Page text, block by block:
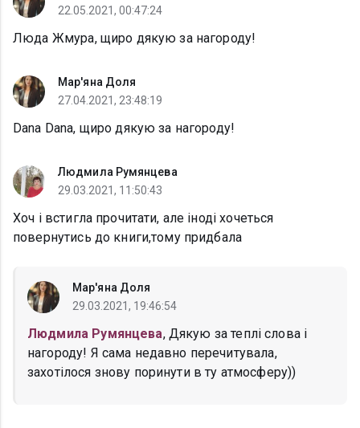
22.05.2021, 00:47:24
Люда Жмура, щиро дякую за нагороду!
Мар'яна Доля
27.04.2021, 23:48:19
Dana Dana, щиро дякую за нагороду!
Людмила Румянцева
29.03.2021, 11:50:43
Хоч і встигла прочитати, але іноді хочеться
повернутись до книги,тому придбала
Мар'яна Доля
29.03.2021, 19:46:54
Людмила Румянцева, Дякую за теплі слова і
нагороду! Я сама недавно перечитувала,
захотілося знову поринути в ту атмосферу))